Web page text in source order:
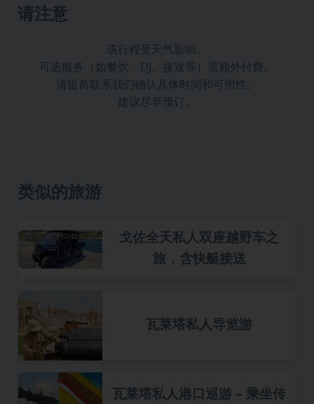
请注意
该行程受天气影响。
可选服务（如餐饮、DJ、接送等）需额外付费。
请提前联系我们确认具体时间和可用性。
建议尽早预订。
类似的旅游
戈佐全天私人双座越野车之
旅，含快艇接送
瓦莱塔私人导览游
瓦莱塔私人港口巡游 – 乘坐传